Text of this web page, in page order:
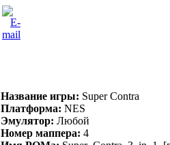
Название игры: Super Contra
Платформа: NES
Эмулятор: Любой
Номер маппера: 4